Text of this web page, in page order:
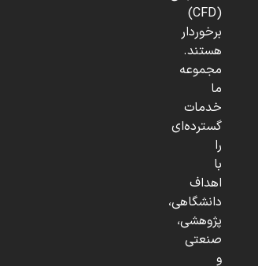
(CFD)
برخوردار
هستند.
مجموعه
ما
خدمات
گسترده‌ای
را
با
اهداف
دانشگاهی،
پژوهشی،
صنعتی
و